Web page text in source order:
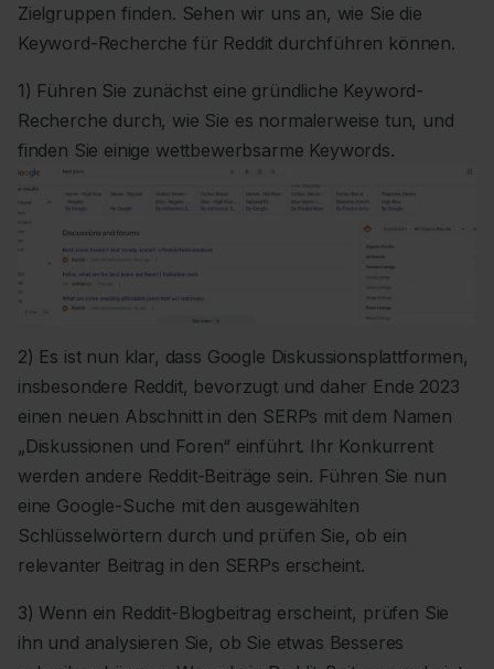
Zielgruppen finden. Sehen wir uns an, wie Sie die
Keyword-Recherche für Reddit durchführen können.
1) Führen Sie zunächst eine gründliche Keyword-
Recherche durch, wie Sie es normalerweise tun, und
finden Sie einige wettbewerbsarme Keywords.
2) Es ist nun klar, dass Google Diskussionsplattformen,
insbesondere Reddit, bevorzugt und daher Ende 2023
einen neuen Abschnitt in den SERPs mit dem Namen
„Diskussionen und Foren“ einführt. Ihr Konkurrent
werden andere Reddit-Beiträge sein. Führen Sie nun
eine Google-Suche mit den ausgewählten
Schlüsselwörtern durch und prüfen Sie, ob ein
relevanter Beitrag in den SERPs erscheint.
3) Wenn ein Reddit-Blogbeitrag erscheint, prüfen Sie
ihn und analysieren Sie, ob Sie etwas Besseres